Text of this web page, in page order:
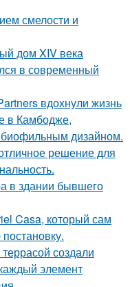
смелости и
дом XIV века
в современный
вдохнули жизнь
в Камбодже,
биофильным дизайном.
решение для
в здании бывшего
Casa, который сам
создали
элемент